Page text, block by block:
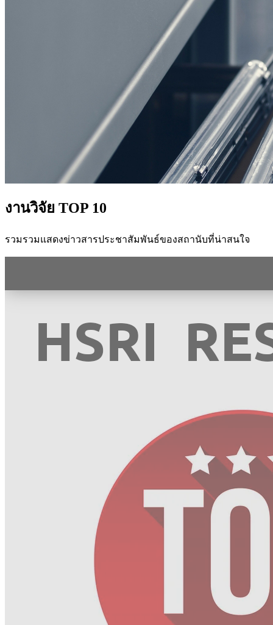
งานวิจัย TOP 10
รวมรวมแสดงข่าวสารประชาสัมพันธ์ของสถานับที่น่าสนใจ